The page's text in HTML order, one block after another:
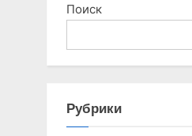
Поиск
Рубрики